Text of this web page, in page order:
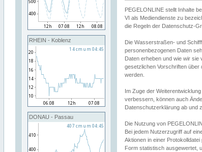
RHEIN - Koblenz
DONAU - Passau
PEGELONLINE stellt Inhalte
VI als Mediendienste zu
die Regeln der Datenschutz-
Die Wasserstraßen- und
personenbezogenen Daten
Daten erheben und wie wir
gesetzlichen Vorschriften
werden.
Im Zuge der
verbessern, können auch
Datenschutzerklärung ab und
Die Nutzung von
Bei jedem Nutzerzugriff auf
Aktionen in einer
Form statistisch ausgewertet,